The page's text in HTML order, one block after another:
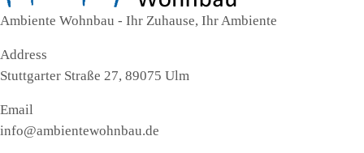
Ambiente Wohnbau - Ihr Zuhause, Ihr Ambiente
Address
Stuttgarter Straße 27, 89075 Ulm
Email
info@ambientewohnbau.de